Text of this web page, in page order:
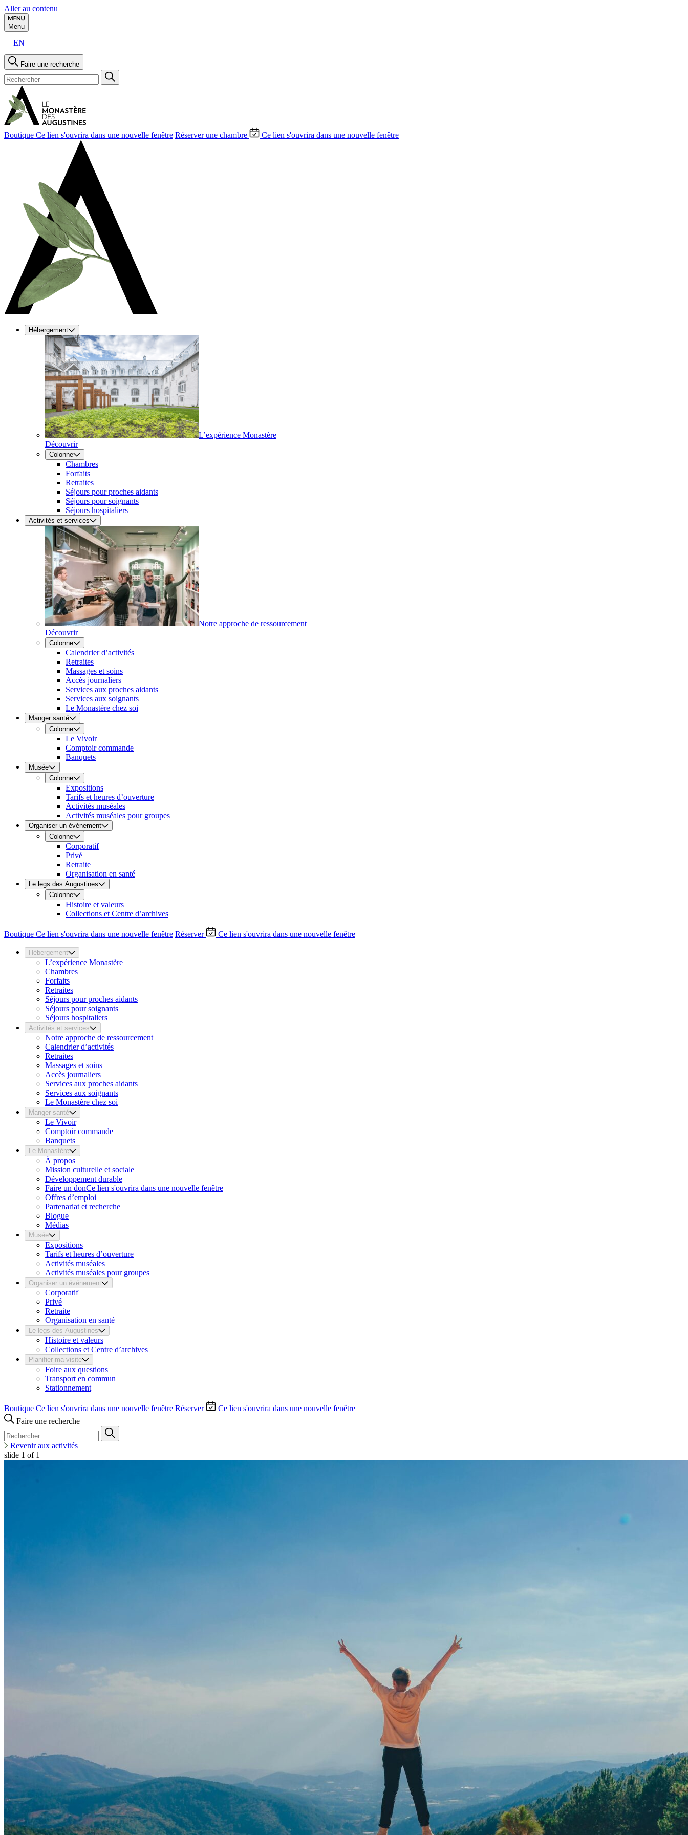
Aller au contenu
Menu
EN
Faire une recherche
Boutique Ce lien s'ouvrira dans une nouvelle fenêtre Réserver une chambre Ce lien s'ouvrira dans une nouvelle fenêtre
Hébergement
L’expérience Monastère
Découvrir
Colonne
Chambres
Forfaits
Retraites
Séjours pour proches aidants
Séjours pour soignants
Séjours hospitaliers
Activités et services
Notre approche de ressourcement
Découvrir
Colonne
Calendrier d’activités
Retraites
Massages et soins
Accès journaliers
Services aux proches aidants
Services aux soignants
Le Monastère chez soi
Manger santé
Colonne
Le Vivoir
Comptoir commande
Banquets
Musée
Colonne
Expositions
Tarifs et heures d’ouverture
Activités muséales
Activités muséales pour groupes
Organiser un événement
Colonne
Corporatif
Privé
Retraite
Organisation en santé
Le legs des Augustines
Colonne
Histoire et valeurs
Collections et Centre d’archives
Boutique Ce lien s'ouvrira dans une nouvelle fenêtre Réserver Ce lien s'ouvrira dans une nouvelle fenêtre
Hébergement
L’expérience Monastère
Chambres
Forfaits
Retraites
Séjours pour proches aidants
Séjours pour soignants
Séjours hospitaliers
Activités et services
Notre approche de ressourcement
Calendrier d’activités
Retraites
Massages et soins
Accès journaliers
Services aux proches aidants
Services aux soignants
Le Monastère chez soi
Manger santé
Le Vivoir
Comptoir commande
Banquets
Le Monastère
À propos
Mission culturelle et sociale
Développement durable
Faire un donCe lien s'ouvrira dans une nouvelle fenêtre
Offres d’emploi
Partenariat et recherche
Blogue
Médias
Musée
Expositions
Tarifs et heures d’ouverture
Activités muséales
Activités muséales pour groupes
Organiser un événement
Corporatif
Privé
Retraite
Organisation en santé
Le legs des Augustines
Histoire et valeurs
Collections et Centre d’archives
Planifier ma visite
Foire aux questions
Transport en commun
Stationnement
Boutique Ce lien s'ouvrira dans une nouvelle fenêtre Réserver
Ce lien s'ouvrira dans une nouvelle fenêtre
Faire une recherche
Revenir aux activités
slide 1 of 1